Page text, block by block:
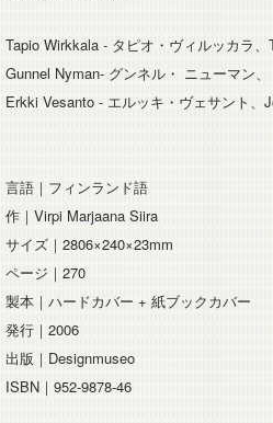
Tapio Wirkkala - タピオ・ヴィルッカラ
Gunnel Nyman- グンネル・ ニューマン、
Erkki Vesanto - エルッキ・ヴェサント
言語｜フィンランド語
作｜Virpi Marjaana Siira
サイズ｜2806×240×23mm
ページ｜270
製本｜ハードカバー + 紙ブックカバー
発行｜2006
出版｜Designmuseo
ISBN｜952-9878-46